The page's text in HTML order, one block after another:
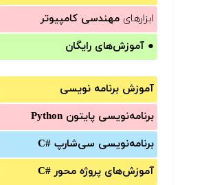
ابزارهای مهندسی کامپیوتر
● آموزش‌های رایگان
آموزش برنامه نویسی
برنامه‌نویسی پایتون Python
برنامه‌‌نویسی سی‌شارپ C#‎
آموزش‌های پروژه محور #C